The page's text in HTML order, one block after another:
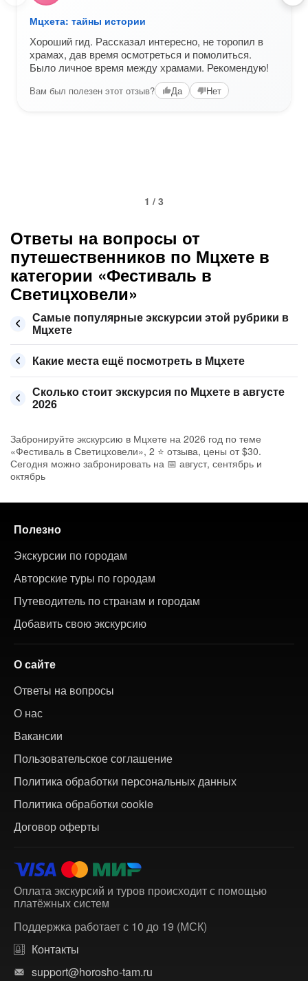
Мцхета: тайны истории
Хороший гид. Рассказал интересно, не торопил в
храмах, дав время осмотреться и помолиться.
Было личное время между храмами. Рекомендую!
Вам был полезен этот отзыв? Да Нет
1 / 3
Ответы на вопросы от
путешественников по Мцхете в
категории «Фестиваль в
Светицховели»
Самые популярные экскурсии этой рубрики в
Мцхете
Какие места ещё посмотреть в Мцхете
Сколько стоит экскурсия по Мцхете в августе
2026
Забронируйте экскурсию в Мцхете на 2026 год по теме
«Фестиваль в Светицховели», 2 ⭐ отзыва, цены от $30.
Сегодня можно забронировать на 📅 август, сентябрь и
октябрь
Полезно
Экскурсии по городам
Авторские туры по городам
Путеводитель по странам и городам
Добавить свою экскурсию
О сайте
Ответы на вопросы
О нас
Вакансии
Пользовательское соглашение
Политика обработки персональных данных
Политика обработки cookie
Договор оферты
Оплата экскурсий и туров происходит с помощью
платёжных систем
Поддержка работает с 10 до 19 (МСК)
Контакты
support@horosho-tam.ru